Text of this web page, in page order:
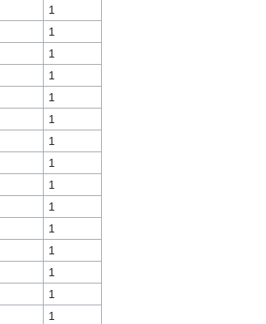
1
1
1
1
1
1
1
1
1
1
1
1
1
1
1